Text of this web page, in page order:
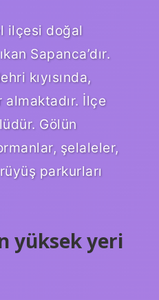
ilçesi doğal
Sapanca’dır.
kıyısında,
almaktadır. İlçe
Gölün
şelaleler,
parkurları
yüksek yeri